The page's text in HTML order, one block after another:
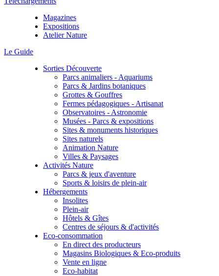
Magazines
Expositions
Atelier Nature
Le Guide
Sorties Découverte
Parcs animaliers - Aquariums
Parcs & Jardins botaniques
Grottes & Gouffres
Fermes pédagogiques - Artisanat
Observatoires - Astronomie
Musées - Parcs & expositions
Sites & monuments historiques
Sites naturels
Animation Nature
Villes & Paysages
Activités Nature
Parcs & jeux d'aventure
Sports & loisirs de plein-air
Hébergements
Insolites
Plein-air
Hôtels & Gîtes
Centres de séjours & d'activités
Eco-consommation
En direct des producteurs
Magasins Biologiques & Eco-produits
Vente en ligne
Eco-habitat